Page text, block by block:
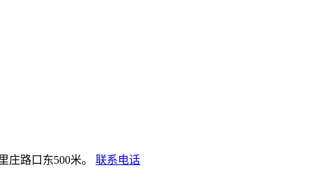
庄路口东500米。
联系电话